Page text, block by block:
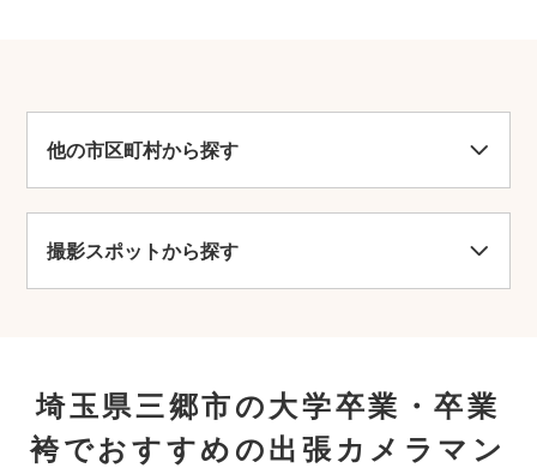
他の市区町村から探す
撮影スポットから探す
埼玉県三郷市の大学卒業・卒業
袴でおすすめの出張カメラマン